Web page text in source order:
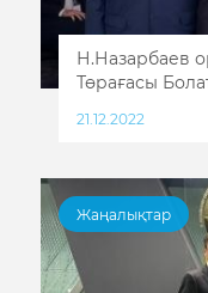
Н.Назарбаев
Төрағасы
21.12.2022
Жаңалықтар